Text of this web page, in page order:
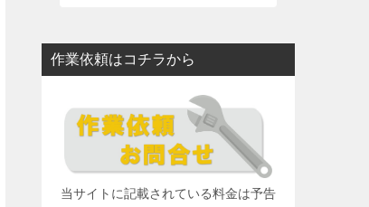
作業依頼はコチラから
当サイトに記載されている料金は予告